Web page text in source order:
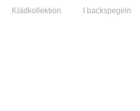
Klädkollektion I backspegeln